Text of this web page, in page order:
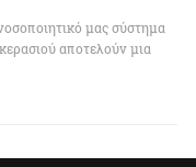
μας σύστημα
αποτελούν μια